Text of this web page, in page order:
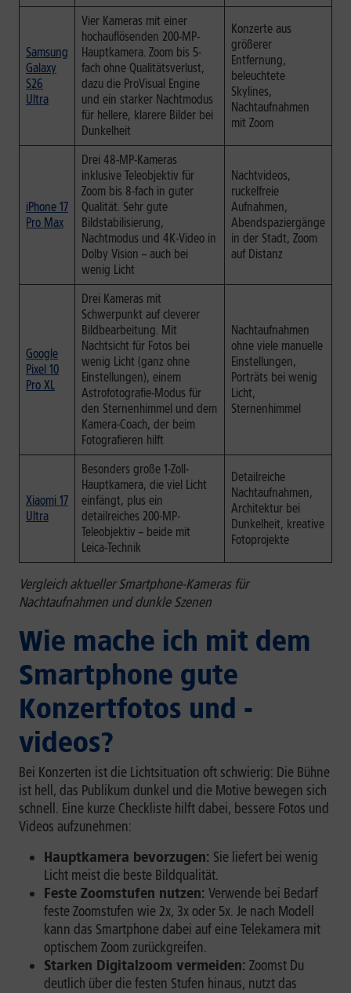
Samsung
Galaxy
S26
Ultra
Vier Kameras mit einer
hochauflösenden 200-MP-
Hauptkamera. Zoom bis 5-
fach ohne Qualitätsverlust,
dazu die ProVisual Engine
und ein starker Nachtmodus
für hellere, klarere Bilder bei
Dunkelheit
Konzerte aus
größerer
Entfernung,
beleuchtete
Skylines,
Nachtaufnahmen
mit Zoom
iPhone 17
Pro Max
Drei 48-MP-Kameras
inklusive Teleobjektiv für
Zoom bis 8-fach in guter
Qualität. Sehr gute
Bildstabilisierung,
Nachtmodus und 4K-Video in
Dolby Vision – auch bei
wenig Licht
Nachtvideos,
ruckelfreie
Aufnahmen,
Abendspaziergänge
in der Stadt, Zoom
auf Distanz
Google
Pixel 10
Pro XL
Drei Kameras mit
Schwerpunkt auf cleverer
Bildbearbeitung. Mit
Nachtsicht für Fotos bei
wenig Licht (ganz ohne
Einstellungen), einem
Astrofotografie-Modus für
den Sternenhimmel und dem
Kamera-Coach, der beim
Fotografieren hilft
Nachtaufnahmen
ohne viele manuelle
Einstellungen,
Porträts bei wenig
Licht,
Sternenhimmel
Xiaomi 17
Ultra
Besonders große 1-Zoll-
Hauptkamera, die viel Licht
einfängt, plus ein
detailreiches 200-MP-
Teleobjektiv – beide mit
Leica-Technik
Detailreiche
Nachtaufnahmen,
Architektur bei
Dunkelheit, kreative
Fotoprojekte
Vergleich aktueller Smartphone-Kameras für
Nachtaufnahmen und dunkle Szenen
Wie mache ich mit dem
Smartphone gute
Konzertfotos und -
videos?
Bei Konzerten ist die Lichtsituation oft schwierig: Die Bühne
ist hell, das Publikum dunkel und die Motive bewegen sich
schnell. Eine kurze Checkliste hilft dabei, bessere Fotos und
Videos aufzunehmen:
Hauptkamera bevorzugen: Sie liefert bei wenig
Licht meist die beste Bildqualität.
Feste Zoomstufen nutzen: Verwende bei Bedarf
feste Zoomstufen wie 2x, 3x oder 5x. Je nach Modell
kann das Smartphone dabei auf eine Telekamera mit
optischem Zoom zurückgreifen.
Starken Digitalzoom vermeiden: Zoomst Du
deutlich über die festen Stufen hinaus, nutzt das